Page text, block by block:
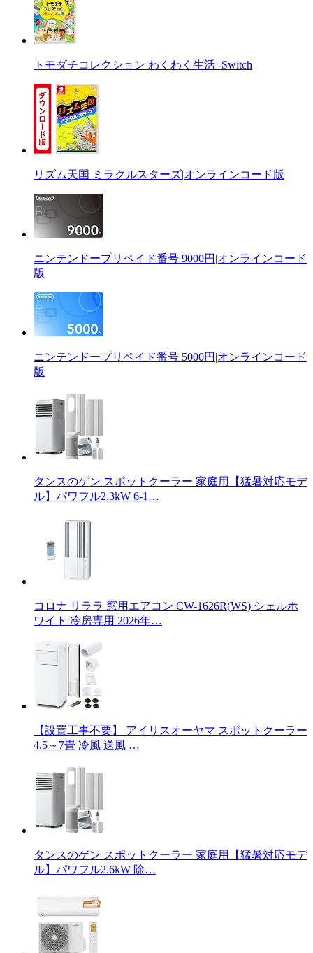
トモダチコレクション わくわく生活 -Switch
リズム天国 ミラクルスターズ|オンラインコード版
ニンテンドープリペイド番号 9000円|オンラインコード
版
ニンテンドープリペイド番号 5000円|オンラインコード
版
タンスのゲン スポットクーラー 家庭用【猛暑対応モデ
ル】パワフル2.3kW 6-1…
コロナ リララ 窓用エアコン CW-1626R(WS) シェルホ
ワイト 冷房専用 2026年…
【設置工事不要】 アイリスオーヤマ スポットクーラー
4.5～7畳 冷風 送風 …
タンスのゲン スポットクーラー 家庭用【猛暑対応モデ
ル】パワフル2.6kW 除…